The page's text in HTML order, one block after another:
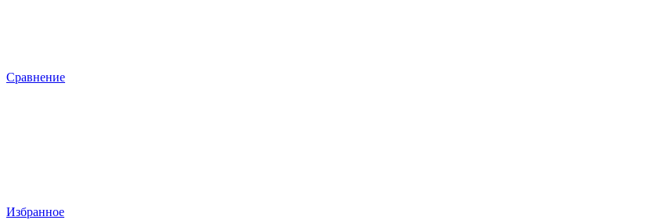
Сравнение
Избранное